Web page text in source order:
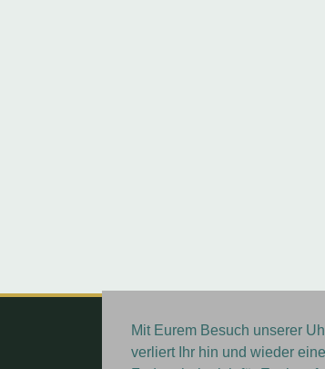
© 2026 Gamundia
Mit Eurem Besuch unserer
verliert Ihr hin und wieder